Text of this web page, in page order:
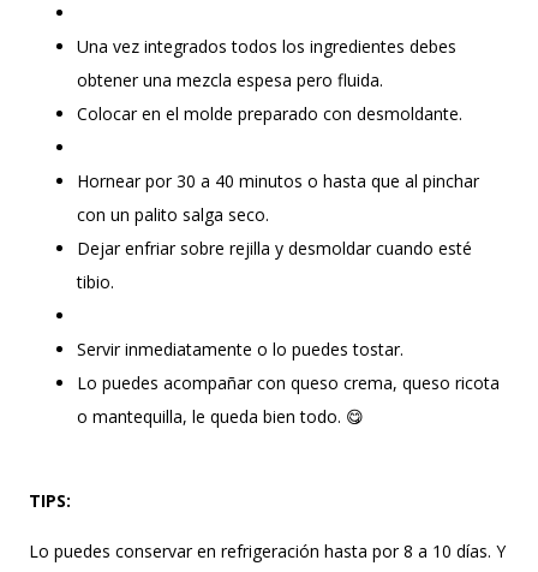
Una vez integrados todos los ingredientes debes
obtener una mezcla espesa pero fluida.
Colocar en el molde preparado con desmoldante.
Hornear por 30 a 40 minutos o hasta que al pinchar
con un palito salga seco.
Dejar enfriar sobre rejilla y desmoldar cuando esté
tibio.
Servir inmediatamente o lo puedes tostar.
Lo puedes acompañar con queso crema, queso ricota
o mantequilla, le queda bien todo. 😋
TIPS:
Lo puedes conservar en refrigeración hasta por 8 a 10 días. Y